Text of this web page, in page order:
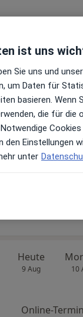
Heute
9 Aug 10
Online-
Heute
9 Aug 10
Online-
ist uns
Sie uns und
um Daten für
basieren. Wenn
die für
den Einstellungen
unter